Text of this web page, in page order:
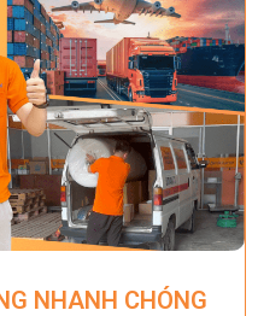
NHANH CHÓNG